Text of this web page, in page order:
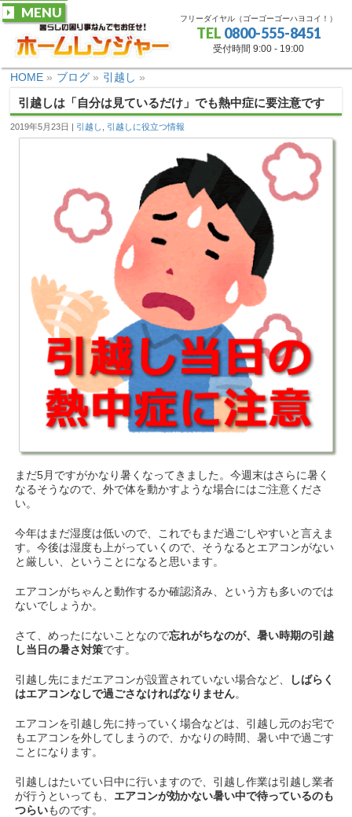
フリーダイヤル（ゴーゴーゴーハヨコイ！）
TEL 0800-555-8451
受付時間 9:00 - 19:00
MENU
HOME » ブログ » 引越し »
引越しは「自分は見ているだけ」でも熱中症に要注意です
2019年5月23日 引越し 引越しに役立つ情報
まだ5月ですがかなり暑くなってきました。今週末はさらに暑く
なるそうなので、外で体を動かすような場合にはご注意くださ
い。
今年はまだ湿度は低いので、これでもまだ過ごしやすいと言えま
す。今後は湿度も上がっていくので、そうなるとエアコンがない
と厳しい、ということになると思います。
エアコンがちゃんと動作するか確認済み、という方も多いのでは
ないでしょうか。
さて、めったにないことなので忘れがちなのが、暑い時期の引越
し当日の暑さ対策です。
引越し先にまだエアコンが設置されていない場合など、
しばらく
はエアコンなしで過ごさなければなりません。
エアコンを引越し先に持っていく場合などは、引越し元のお宅で
もエアコンを外してしまうので、かなりの時間、暑い中で過ごす
ことになります。
引越しはたいてい日中に行いますので、引越し作業は引越し業者
が行うといっても、 エアコンが効かない暑い中で待っているのも
つらいものです。